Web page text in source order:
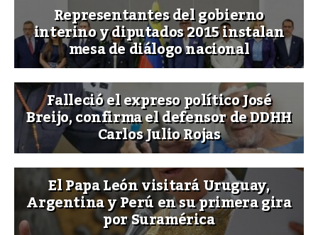
Representantes del gobierno
interino y diputados 2015 instalan
mesa de diálogo nacional
Falleció el expreso político José
Breijo, confirma el defensor de DDHH
Carlos Julio Rojas
El Papa León visitará Uruguay,
Argentina y Perú en su primera gira
por Suramérica